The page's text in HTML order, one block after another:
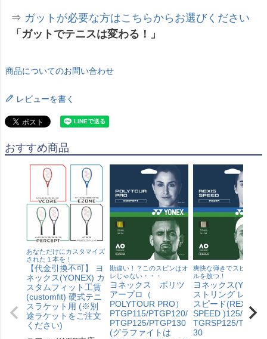
⇒ ガットが必要な方はこちらからお選びください
「ガットでテニスは変わる！」
商品についてのお問い合わせ
レビューを書く
おすすめ商品
あなただけにカスタマイズ
された１本を！
【代金引換不可】 ヨ
ネックス(YONEX) カ
スタムフィット工賃
(customfit) 硬式テニ
スラケット用 (※別
途ラケットをご注文
ください)
勘違い！？このスピンはオ
レじゃない・・・
ヨネックス ポリツ
アープロ（
POLYTOUR PRO）
PTGP115/PTGP120/
PTGP125/PTGP130
(グラファイトは
爽快な弾きでスピードボ
ルを放つ！
ヨネックス
ストリング レクシ
スピード(REXIS
SPEED )125/130
TGRSP125/
30